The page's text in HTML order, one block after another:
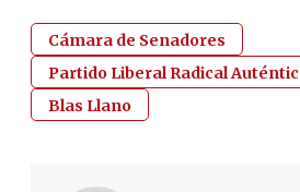
Cámara de Senadores
Partido Liberal Radical
Blas Llano